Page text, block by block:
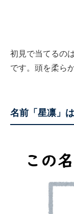
初見で当てるの
です。頭を柔ら
名前「星凛」